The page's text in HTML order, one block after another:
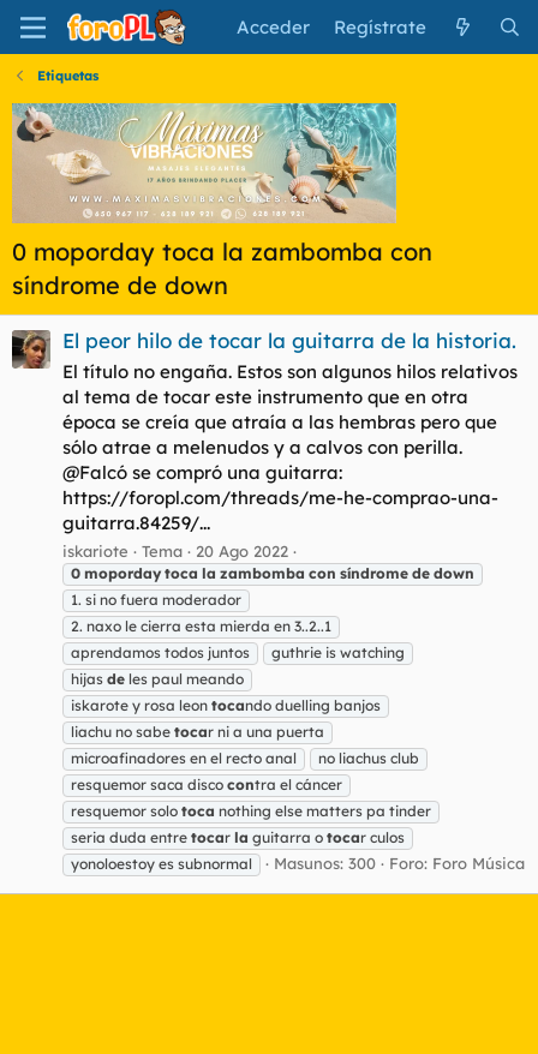
Acceder Regístrate
Etiquetas
0 moporday toca la zambomba con
síndrome de down
El peor hilo de tocar la guitarra de la historia.
El título no engaña. Estos son algunos hilos relativos
al tema de tocar este instrumento que en otra
época se creía que atraía a las hembras pero que
sólo atrae a melenudos y a calvos con perilla.
@Falcó se compró una guitarra:
https://foropl.com/threads/me-he-comprao-una-
guitarra.84259/...
iskariote Tema 20 Ago 2022
0 moporday toca la zambomba con síndrome de down
1. si no fuera moderador
2. naxo le cierra esta mierda en 3..2..1
aprendamos todos juntos
guthrie is watching
hijas de les paul meando
iskarote y rosa leon tocando duelling banjos
liachu no sabe tocar ni a una puerta
microafinadores en el recto anal
no liachus club
resquemor saca disco contra el cáncer
resquemor solo toca nothing else matters pa tinder
seria duda entre tocar la guitarra o tocar culos
yonoloestoy es subnormal
Masunos: 300 Foro: Foro Música